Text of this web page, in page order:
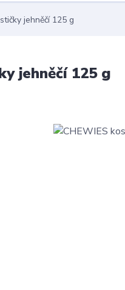
jehněčí 125 g
jehněčí 125 g